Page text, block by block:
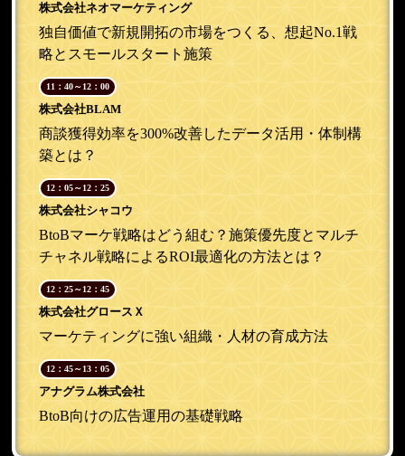
株式会社ネオマーケティング
独自価値で新規開拓の市場をつくる、想起No.1戦
略とスモールスタート施策
11：40～12：00
株式会社BLAM
商談獲得効率を300%改善したデータ活用・体制構
築とは？
12：05～12：25
株式会社シャコウ
BtoBマーケ戦略はどう組む？施策優先度とマルチ
チャネル戦略によるROI最適化の方法とは？
12：25～12：45
株式会社グロースＸ
マーケティングに強い組織・人材の育成方法
12：45～13：05
アナグラム株式会社
BtoB向けの広告運用の基礎戦略